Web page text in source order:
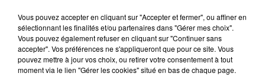
4 août 2026
HÉRAULT, PYRÉNÉES-ORIENTALES : TROIS
SPOTS DE SNORKELING À EXPLORER...
Vous pouvez accepter en cliquant sur "Accepter et fermer", ou affiner en
sélectionnant les finalités et/ou partenaires dans "Gérer mes choix".
Vous pouvez également refuser en cliquant sur "Continuer sans
accepter". Vos préférences ne s'appliqueront que pour ce site. Vous
pouvez mettre à jour vos choix, ou retirer votre consentement à tout
moment via le lien "Gérer les cookies" situé en bas de chaque page.